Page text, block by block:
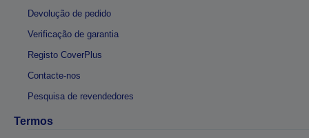
Devolução de pedido
Verificação de garantia
Registo CoverPlus
Contacte-nos
Pesquisa de revendedores
Termos